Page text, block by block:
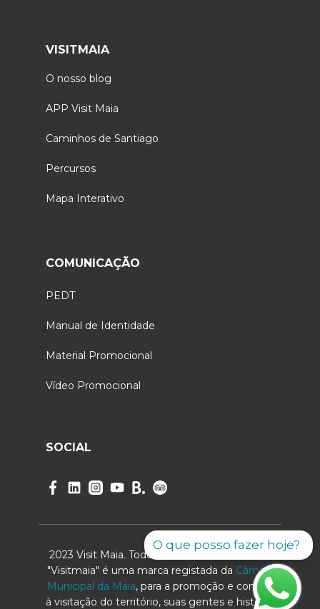
O que posso fazer hoje?
VISITMAIA
O nosso blog
APP Visit Maia
Caminhos de Santiago
Percursos
Mapa Interativo
COMUNICAÇÃO
PEDT
Manual de Identidade
Material Promocional
Vídeo Promocional
SOCIAL
2023 Visit Maia. Todos os direitos reservados.
"Visitmaia" é uma marca registada da Câmara
Municipal da Maia, para a promoção e convite
à visitação do território, suas gentes e história.